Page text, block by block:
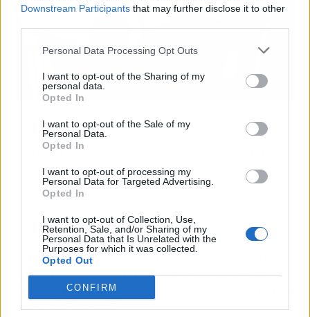
Downstream Participants that may further disclose it to other
Personal Data Processing Opt Outs
I want to opt-out of the Sharing of my
personal data.
Opted In
I want to opt-out of the Sale of my
Personal Data.
Opted In
I want to opt-out of processing my
Personal Data for Targeted Advertising.
Opted In
I want to opt-out of Collection, Use,
Retention, Sale, and/or Sharing of my
Personal Data that Is Unrelated with the
Purposes for which it was collected.
Opted Out
CONFIRM
de S.M el Rey
La ruptura de la derecha con la Corona viene
gestándose desde hace meses. Tras hablar de
abusos en la conquista, el líder del Partido
Popular, Alberto Núñez Feijóo, se desmarcó
rápidamente mostrando su orgullo por aquella
etapa histórica. Más contundente fue la
portavoz de Vox en el Congreso, Pepa Millán,
quien negó cualquier tipo de abuso y definió la
presencia española en América como
obra civilizatoria”.